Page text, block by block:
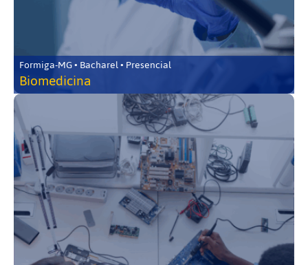
Formiga-MG • Bacharel • Presencial
Biomedicina